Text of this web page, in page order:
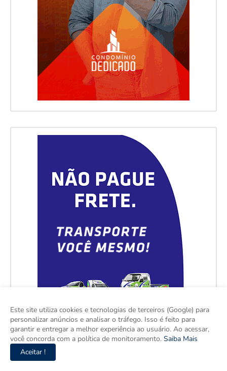
Este site utiliza cookies e tecnologias de terceiros (Google) para
personalizar anúncios e analisar o tráfego. Isso é feito para
garantir e entregar a melhor experiência ao usuário. Ao acessar,
você concorda com a política de monitoramento. Saiba Mais
Aceitar !